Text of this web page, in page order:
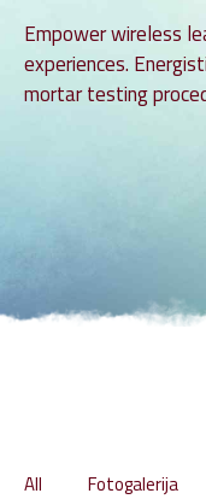
Empower wireless
experiences.
mortar testing
All Fotogalerija